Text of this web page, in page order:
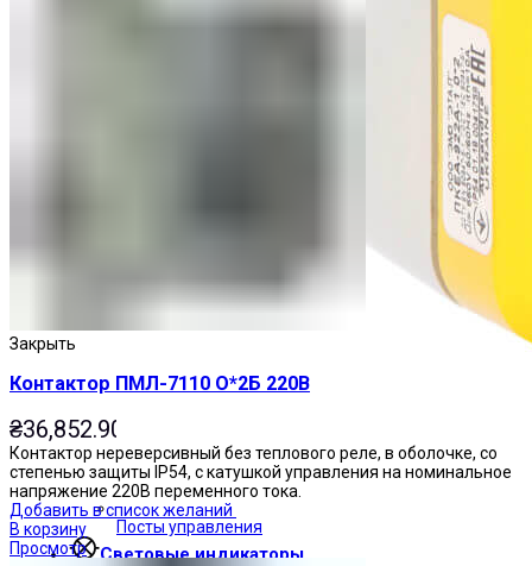
Посты управления
Световые индикаторы
Закрыть
Контактор ПМЛ-7110 О*2Б 220В
₴36,852.90
Контактор нереверсивный без теплового реле, в оболочке, со
степенью защиты IP54, с катушкой управления на номинальное
напряжение 220В переменного тока.
Добавить в список желаний
В корзину
Просмотр